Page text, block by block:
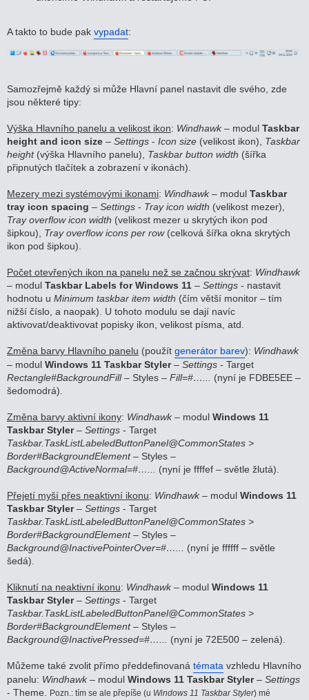
A takto to bude pak vypadat:
Samozřejmě každý si může Hlavní panel nastavit dle svého, zde
jsou některé tipy:
Výška Hlavního panelu a velikost ikon: Windhawk– modul Taskbar
height and icon size – Settings - Icon size (velikost ikon), Taskbar
height(výška Hlavního panelu), Taskbar button width (šířka
připnutých tlačítek a zobrazení v ikonách).
Mezery mezi systémovými ikonami: Windhawk– modul Taskbar
tray icon spacing – Settings - Tray icon width (velikost mezer),
Tray overflow icon width (velikost mezer u skrytých ikon pod
šipkou), Tray overflow icons per row(celková šířka okna skrytých
ikon pod šipkou).
Počet otevřených ikon na panelu než se začnou skrývat: Windhawk
– modul Taskbar Labels for Windows 11 – Settings - nastavit
hodnotu u Minimum taskbar item width (čím větší monitor – tím
nižší číslo, a naopak). U tohoto modulu se dají navíc
aktivovat/deaktivovat popisky ikon, velikost písma, atd.
Změna barvy Hlavního panelu (použít generátor barev): Windhawk
– modul Windows 11 Taskbar Styler– Settings - Target
Rectangle#BackgroundFill– Styles – Fill=#…...
(nyní je FDBE5EE –
šedomodrá).
Změna barvy aktivní ikony: Windhawk– modul Windows 11
Taskbar Styler– Settings - Target
Taskbar.TaskListLabeledButtonPanel@CommonStates >
Border#BackgroundElement– Styles –
Background@ActiveNormal=#…...
(nyní je ffffef – světle žlutá).
Přejetí myší přes neaktivní ikonu: Windhawk– modul Windows 11
Taskbar Styler– Settings - Target
Taskbar.TaskListLabeledButtonPanel@CommonStates >
Border#BackgroundElement– Styles –
Background@InactivePointerOver=#…...
(nyní je ffffff – světle
šedá).
Kliknutí na neaktivní ikonu: Windhawk– modul Windows 11
Taskbar Styler– Settings - Target
Taskbar.TaskListLabeledButtonPanel@CommonStates >
Border#BackgroundElement– Styles –
Background@InactivePressed=#…...
(nyní je 72E500 – zelená).
Můžeme také zvolit přímo předdefinovaná témata vzhledu Hlavního
panelu: Windhawk– modul Windows 11 Taskbar Styler– Settings
- Theme.
Pozn.: tím se ale přepíše (u Windows 11 Taskbar Styler) mé